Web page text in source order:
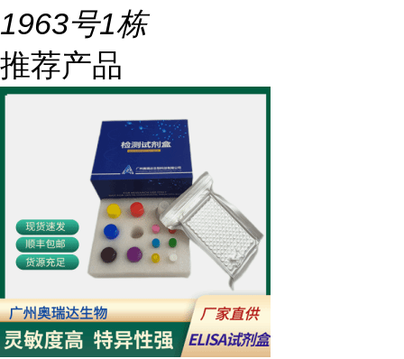
1963号1栋
推荐产品